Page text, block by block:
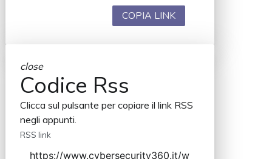
COPIA LINK
close
Codice Rss
Clicca sul pulsante per copiare il link RSS
negli appunti.
RSS link